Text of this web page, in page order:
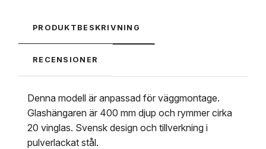
PRODUKTBESKRIVNING
RECENSIONER
Denna modell är anpassad för väggmontage.
Glashängaren är 400 mm djup och rymmer cirka
20 vinglas. Svensk design och tillverkning i
pulverlackat stål.